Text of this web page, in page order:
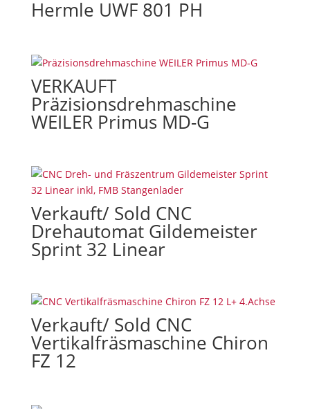
Hermle UWF 801 PH
VERKAUFT
Präzisionsdrehmaschine
WEILER Primus MD-G
Verkauft/ Sold CNC
Drehautomat Gildemeister
Sprint 32 Linear
Verkauft/ Sold CNC
Vertikalfräsmaschine Chiron
FZ 12